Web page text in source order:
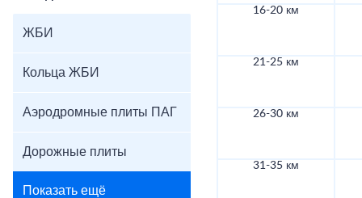
ЖБИ
Кольца ЖБИ
Аэродромные плиты ПАГ
Дорожные плиты
Показать ещё
16-20 км
21-25 км
26-30 км
31-35 км